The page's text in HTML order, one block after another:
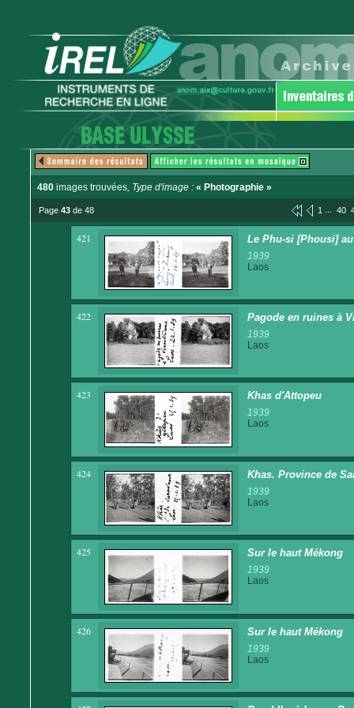
480 images trouvées, Type d'image : « Photographie »
Page 43 de 48 1 ... 40
421 Le Phu-si [Phousi]
1939
Laos
422 Pagode en ruines à
1939
Laos
423 Khas d'Attopeu
1939
Laos
424 Khas. Province de
1939
Laos
425 Sur le haut Mékong
1939
Laos
426 Sur le haut Mékong
1939
Laos